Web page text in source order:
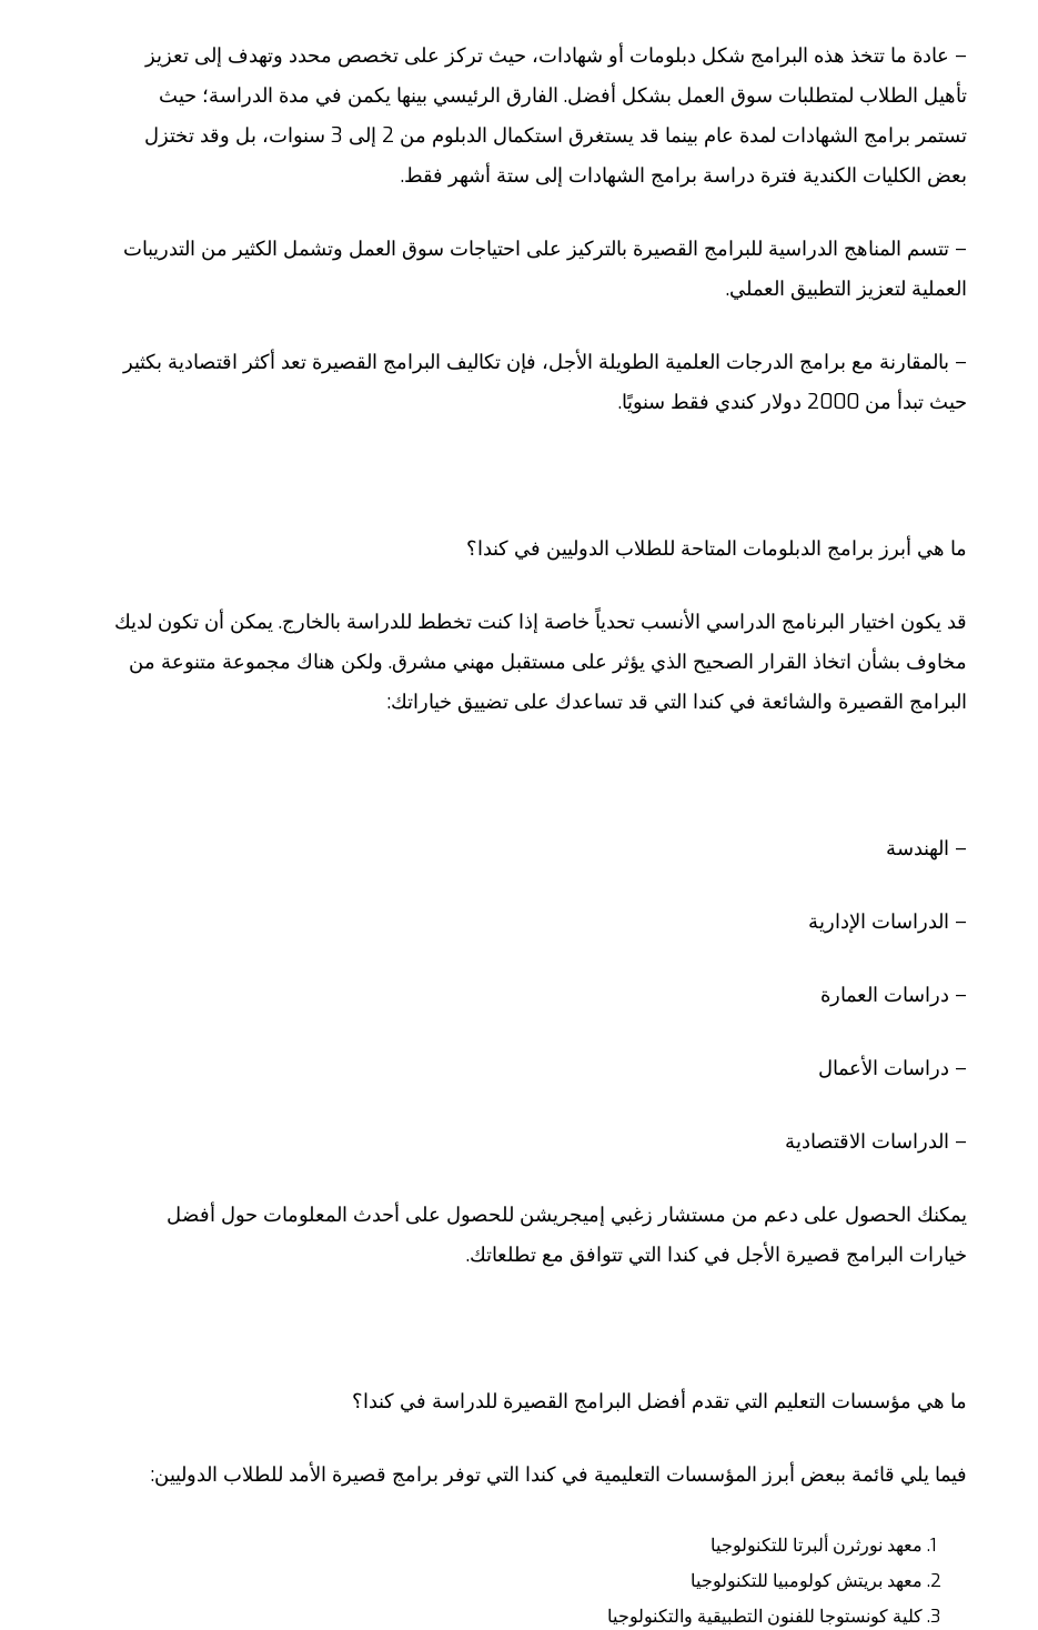
– عادة ما تتخذ هذه البرامج شكل دبلومات أو شهادات، حيث تركز على تخصص محدد وتهدف إلى تعزيز
تأهيل الطلاب لمتطلبات سوق العمل بشكل أفضل. الفارق الرئيسي بينها يكمن في مدة الدراسة؛ حيث
تستمر برامج الشهادات لمدة عام بينما قد يستغرق استكمال الدبلوم من 2 إلى 3 سنوات، بل وقد تختزل
بعض الكليات الكندية فترة دراسة برامج الشهادات إلى ستة أشهر فقط.
– تتسم المناهج الدراسية للبرامج القصيرة بالتركيز على احتياجات سوق العمل وتشمل الكثير من التدريبات
العملية لتعزيز التطبيق العملي.
– بالمقارنة مع برامج الدرجات العلمية الطويلة الأجل، فإن تكاليف البرامج القصيرة تعد أكثر اقتصادية بكثير
حيث تبدأ من 2000 دولار كندي فقط سنويًا.
ما هي أبرز برامج الدبلومات المتاحة للطلاب الدوليين في كندا؟
قد يكون اختيار البرنامج الدراسي الأنسب تحدياً خاصة إذا كنت تخطط للدراسة بالخارج. يمكن أن تكون لديك
مخاوف بشأن اتخاذ القرار الصحيح الذي يؤثر على مستقبل مهني مشرق. ولكن هناك مجموعة متنوعة من
البرامج القصيرة والشائعة في كندا التي قد تساعدك على تضييق خياراتك:
– الهندسة
– الدراسات الإدارية
– دراسات العمارة
– دراسات الأعمال
– الدراسات الاقتصادية
يمكنك الحصول على دعم من مستشار زغبي إميجريشن للحصول على أحدث المعلومات حول أفضل
خيارات البرامج قصيرة الأجل في كندا التي تتوافق مع تطلعاتك.
ما هي مؤسسات التعليم التي تقدم أفضل البرامج القصيرة للدراسة في كندا؟
فيما يلي قائمة ببعض أبرز المؤسسات التعليمية في كندا التي توفر برامج قصيرة الأمد للطلاب الدوليين:
معهد نورثرن ألبرتا للتكنولوجيا
معهد بريتش كولومبيا للتكنولوجيا
كلية كونستوجا للفنون التطبيقية والتكنولوجيا